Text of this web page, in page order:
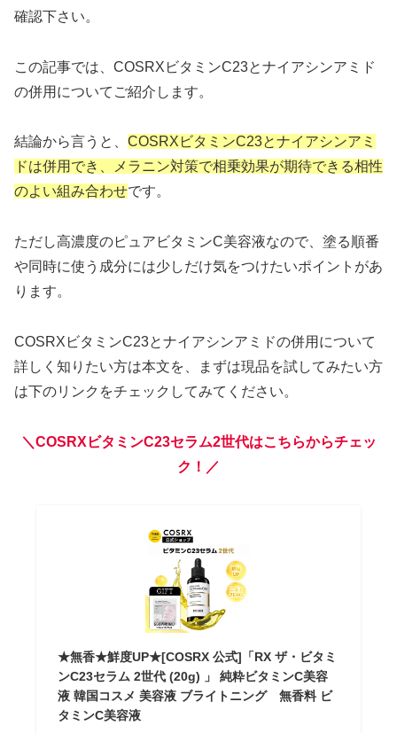
確認下さい。
この記事では、COSRXビタミンC23とナイアシンアミド
の併用についてご紹介します。
結論から言うと、 COSRXビタミンC23とナイアシンアミ
ドは併用でき、メラニン対策で相乗効果が期待できる相性
のよい組み合わせです。
ただし高濃度のピュアビタミンC美容液なので、塗る順番
や同時に使う成分には少しだけ気をつけたいポイントがあ
ります。
COSRXビタミンC23とナイアシンアミドの併用について
詳しく知りたい方は本文を、まずは現品を試してみたい方
は下のリンクをチェックしてみてください。
＼COSRXビタミンC23セラム2世代はこちらからチェッ
ク！／
★無香★鮮度UP★[COSRX 公式]「RX ザ・ビタミ
ンC23セラム 2世代 (20g) 」 純粋ビタミンC美容
液 韓国コスメ 美容液 ブライトニング 無香料 ビ
タミンC美容液